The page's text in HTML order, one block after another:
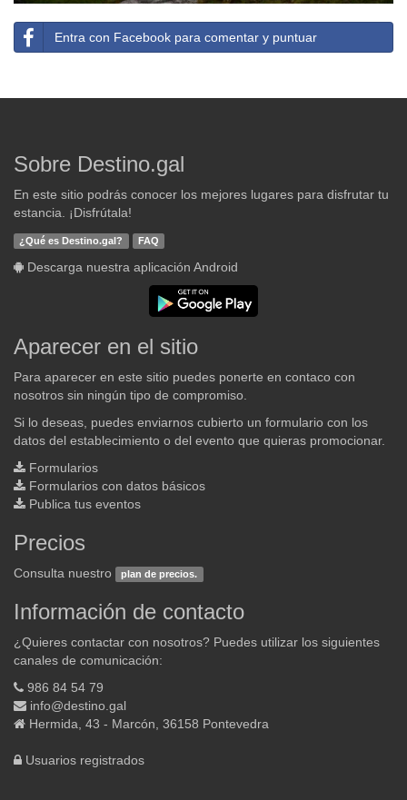
Entra con Facebook para comentar y puntuar
Sobre Destino.gal
En este sitio podrás conocer los mejores lugares para disfrutar tu
estancia. ¡Disfrútala!
¿Qué es Destino.gal? FAQ
Descarga nuestra aplicación Android
Aparecer en el sitio
Para aparecer en este sitio puedes ponerte en contaco con
nosotros sin ningún tipo de compromiso.
Si lo deseas, puedes enviarnos cubierto un formulario con los
datos del establecimiento o del evento que quieras promocionar.
Formularios
Formularios con datos básicos
Publica tus eventos
Precios
Consulta nuestro plan de precios.
Información de contacto
¿Quieres contactar con nosotros? Puedes utilizar los siguientes
canales de comunicación:
986 84 54 79
info@destino.gal
Hermida, 43 - Marcón, 36158 Pontevedra
Usuarios registrados